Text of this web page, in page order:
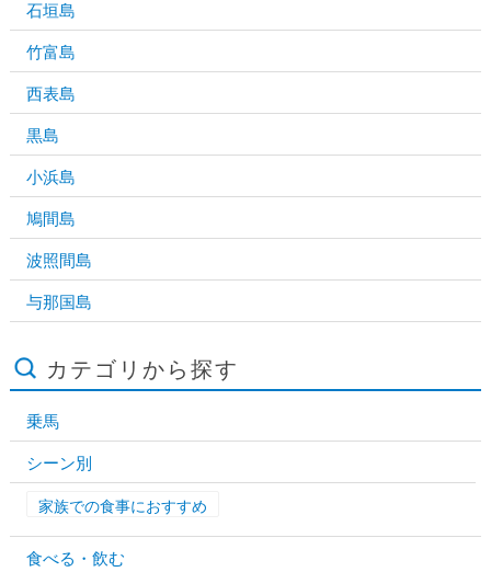
石垣島
竹富島
西表島
黒島
小浜島
鳩間島
波照間島
与那国島
カテゴリから探す
乗馬
シーン別
家族での食事におすすめ
食べる・飲む